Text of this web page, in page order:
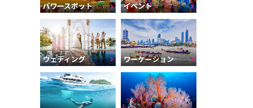
パワースポット イベント
ウェディング ワーケーション